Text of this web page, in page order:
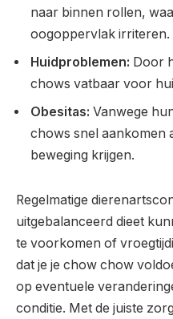
naar binnen rollen,
oogoppervlak irriteren.
Huidproblemen: Door
chows vatbaar voor
Obesitas: Vanwege
chows snel aankomen
beweging krijgen.
Regelmatige
uitgebalanceerd dieet
te voorkomen of
dat je je chow chow
op eventuele
conditie. Met de juiste